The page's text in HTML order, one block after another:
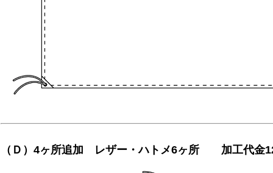
（Ｄ）4ヶ所追加 レザー・ハトメ6ヶ所 加工代金